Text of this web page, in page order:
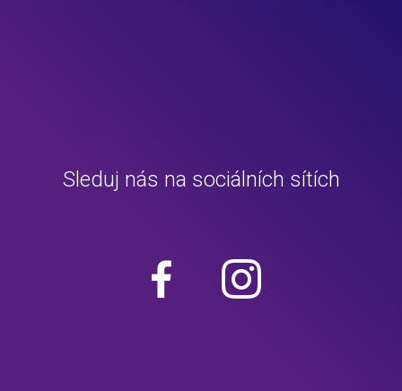
Sleduj nás na sociálních sítích